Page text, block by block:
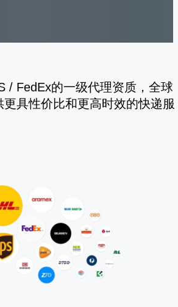
/ FedEx的一级代理资质，全球
具性价比和更高时效的快递服